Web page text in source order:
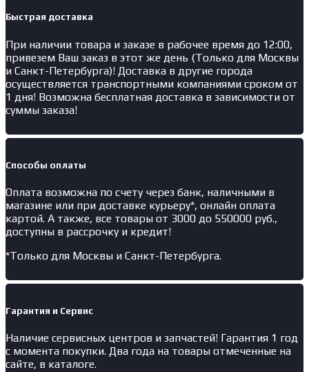
л,
Быстрая доставка
При наличии товара и заказе в рабочее время до 12:00,
привезем Ваш заказ в этот же день (Только для Москвы
и Санкт-Петербурга)! Доставка в другие города
осуществляется транспортными компаниями сроком от
1 дня! Возможна бесплатная доставка в зависимости от
суммы заказа!
Способы оплаты
Оплата возможна по счету через банк, наличными в
магазине или при доставке курьеру*, онлайн оплата
картой. А также, все товары от 3000 до 550000 руб.,
доступны в рассрочку и кредит!
*Только для Москвы и Санкт-Петербурга.
Гарантия и Сервис
Наличие сервисных центров и запчастей! Гарантия 1 год
с момента покупки. Два года на товары отмеченные на
сайте, в каталоге.